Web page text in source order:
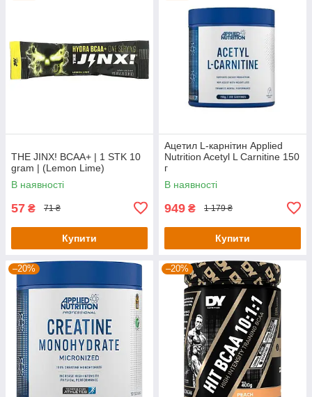
THE JINX! BCAA+ | 1 STK 10
gram | (Lemon Lime)
В наявності
57 ₴ 71 ₴
Купити
Ацетил L-карнітин Applied
Nutrition Acetyl L Carnitine 150
г
В наявності
949 ₴ 1 179 ₴
Купити
–20% –20%